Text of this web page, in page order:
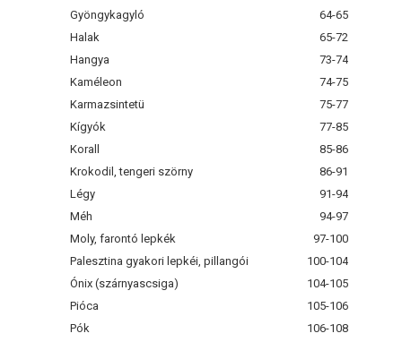
Gyöngykagyló
64-65
Halak
65-72
Hangya
73-74
Kaméleon
74-75
Karmazsintetü
75-77
Kígyók
77-85
Korall
85-86
Krokodil, tengeri szörny
86-91
Légy
91-94
Méh
94-97
Moly, farontó lepkék
97-100
Palesztina gyakori lepkéi, pillangói
100-104
Ónix (szárnyascsiga)
104-105
Pióca
105-106
Pók
106-108